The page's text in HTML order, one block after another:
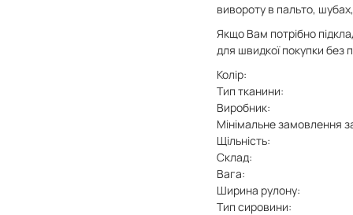
вивороту в пальто,
Якщо Вам потрібно
для швидкої покупки
Колір:
Тип тканини:
Виробник:
Мінімальне замовлення
Щільність:
Склад:
Вага:
Ширина рулону:
Тип сировини: